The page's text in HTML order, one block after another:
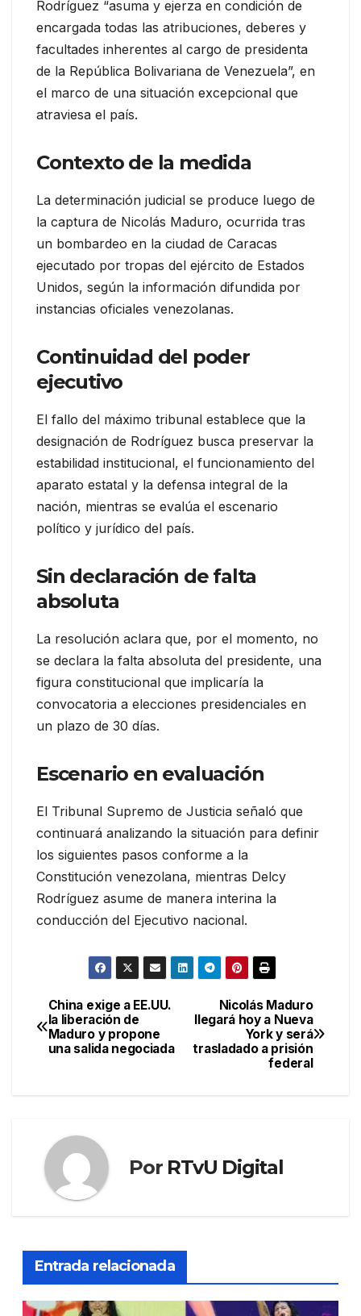
Rodríguez “asuma y ejerza en condición de
encargada todas las atribuciones, deberes y
facultades inherentes al cargo de presidenta
de la República Bolivariana de Venezuela”, en
el marco de una situación excepcional que
atraviesa el país.
Contexto de la medida
La determinación judicial se produce luego de
la captura de Nicolás Maduro, ocurrida tras
un bombardeo en la ciudad de Caracas
ejecutado por tropas del ejército de Estados
Unidos, según la información difundida por
instancias oficiales venezolanas.
Continuidad del poder
ejecutivo
El fallo del máximo tribunal establece que la
designación de Rodríguez busca preservar la
estabilidad institucional, el funcionamiento del
aparato estatal y la defensa integral de la
nación, mientras se evalúa el escenario
político y jurídico del país.
Sin declaración de falta
absoluta
La resolución aclara que, por el momento, no
se declara la falta absoluta del presidente, una
figura constitucional que implicaría la
convocatoria a elecciones presidenciales en
un plazo de 30 días.
Escenario en evaluación
El Tribunal Supremo de Justicia señaló que
continuará analizando la situación para definir
los siguientes pasos conforme a la
Constitución venezolana, mientras Delcy
Rodríguez asume de manera interina la
conducción del Ejecutivo nacional.
Navegación
de
Nicolás Maduro
llegará hoy a Nueva
York y será
trasladado a prisión
federal
China exige a EE.UU.
la liberación de
Maduro y propone
una salida negociada
Por RTvU Digital
Entrada relacionada